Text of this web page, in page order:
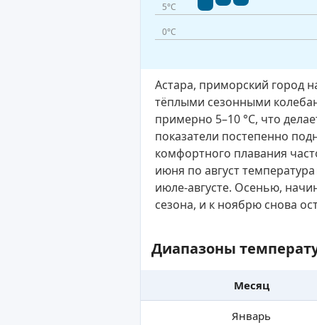
5°C
0°C
Астара, приморский город
тёплыми сезонными
примерно 5–10 °C, что
показатели постепенно
комфортного плавания
июня по август
июле-августе. Осенью,
сезона, и к ноябрю снова
Диапазоны
Месяц
Январь